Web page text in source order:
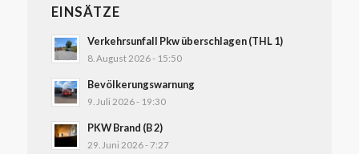
EINSÄTZE
Verkehrsunfall Pkw überschlagen (THL 1)
8. August 2026 - 15:50
Bevölkerungswarnung
9. Juli 2026 - 19:30
PKW Brand (B 2)
29. Juni 2026 - 7:27